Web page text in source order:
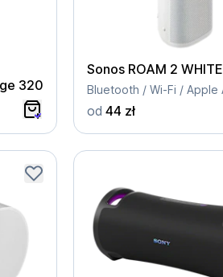
320
Sonos ROAM 2 WHITE
od 44 zł